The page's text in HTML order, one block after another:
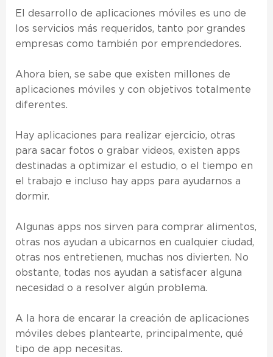
El desarrollo de aplicaciones móviles es uno de
los servicios más requeridos, tanto por grandes
empresas como también por emprendedores.
Ahora bien, se sabe que existen millones de
aplicaciones móviles y con objetivos totalmente
diferentes.
Hay aplicaciones para realizar ejercicio, otras
para sacar fotos o grabar videos, existen apps
destinadas a optimizar el estudio, o el tiempo en
el trabajo e incluso hay apps para ayudarnos a
dormir.
Algunas apps nos sirven para comprar alimentos,
otras nos ayudan a ubicarnos en cualquier ciudad,
otras nos entretienen, muchas nos divierten. No
obstante, todas nos ayudan a satisfacer alguna
necesidad o a resolver algún problema.
A la hora de encarar la creación de aplicaciones
móviles debes plantearte, principalmente, qué
tipo de app necesitas.